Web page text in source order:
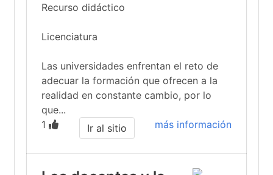
Recurso didáctico
Licenciatura
Las universidades enfrentan el reto de
adecuar la formación que ofrecen a la
realidad en constante cambio, por lo
que...
1
más información
Ir al sitio